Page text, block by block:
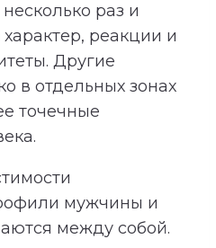
раз и
реакции и
Другие
в отдельных зонах
точечные
мужчины и
между собой.